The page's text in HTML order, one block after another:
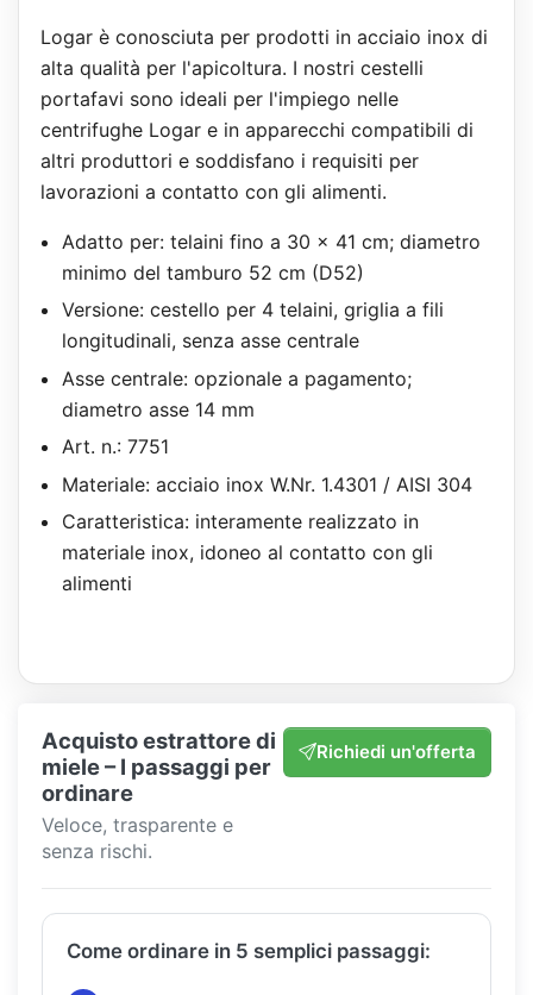
Logar è conosciuta per prodotti in acciaio inox di
alta qualità per l'apicoltura. I nostri cestelli
portafavi sono ideali per l'impiego nelle
centrifughe Logar e in apparecchi compatibili di
altri produttori e soddisfano i requisiti per
lavorazioni a contatto con gli alimenti.
Adatto per: telaini fino a 30 x 41 cm; diametro
minimo del tamburo 52 cm (D52)
Versione: cestello per 4 telaini, griglia a fili
longitudinali, senza asse centrale
Asse centrale: opzionale a pagamento;
diametro asse 14 mm
Art. n.: 7751
Materiale: acciaio inox W.Nr. 1.4301 / AISI 304
Caratteristica: interamente realizzato in
materiale inox, idoneo al contatto con gli
alimenti
Acquisto estrattore di
miele – I passaggi per
ordinare
Veloce, trasparente e
senza rischi.
Richiedi un'offerta
Come ordinare in 5 semplici passaggi: